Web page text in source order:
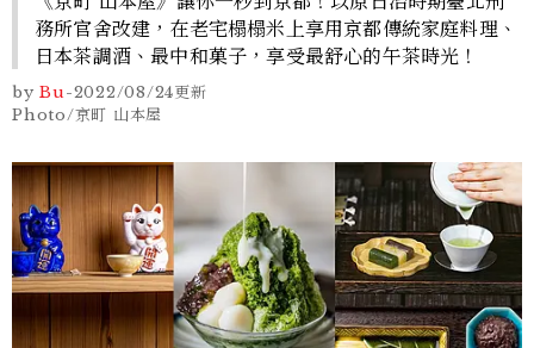
務所官舍改建，在老宅榻榻米上享用京都傳統家庭料理、
日本茶調酒、最中和菓子，享受最舒心的午茶時光！
by Bu-2022/08/24更新
Photo/京町 山本屋